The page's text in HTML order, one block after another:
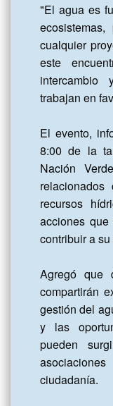
"El agua es
cualquier
este
intercambio
trabajan en
El evento,
8:00 de la
Nación
recursos
acciones
contribuir a
Agregó que
compartirán
gestión del
y las
pueden
ciudadanía.